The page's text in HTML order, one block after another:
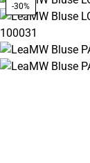
-30%